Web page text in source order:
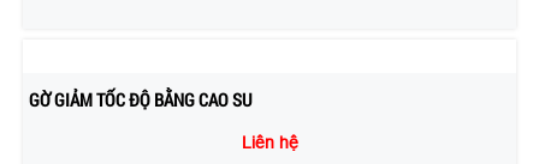
GỜ GIẢM TỐC ĐỘ BẰNG CAO SU
Liên hệ